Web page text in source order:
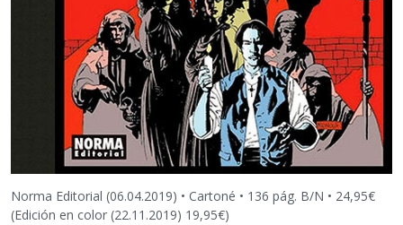
Norma Editorial (06.04.2019) • Cartoné • 136 pág. B/N • 24,95€
(Edición en color (22.11.2019) 19,95€)